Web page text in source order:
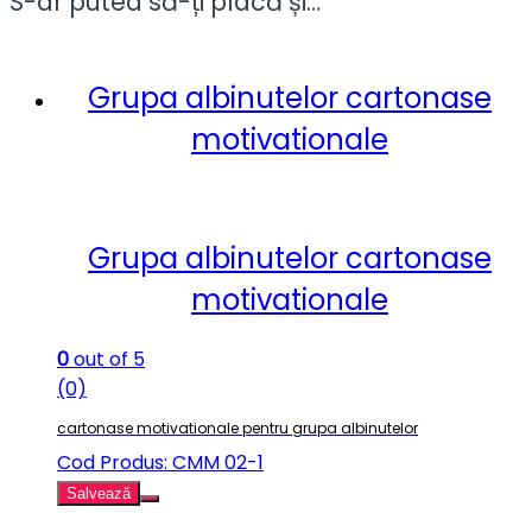
Grupa albinutelor cartonase
motivationale
Grupa albinutelor cartonase
motivationale
0out of 5
(0)
cartonase motivationale pentru grupa albinutelor
Cod Produs: CMM 02-1
Salvează